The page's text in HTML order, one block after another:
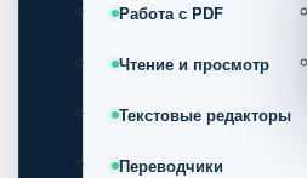
Работа с PDF
Чтение и просмотр
Текстовые редакторы
Переводчики